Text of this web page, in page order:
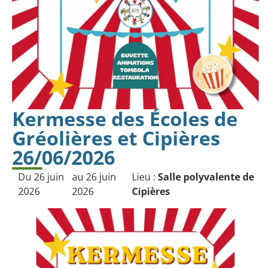
Kermesse des Écoles de
Gréolières et Cipières
26/06/2026
Du 26 juin
2026
au 26 juin
2026
Lieu :Salle polyvalente de
Cipières